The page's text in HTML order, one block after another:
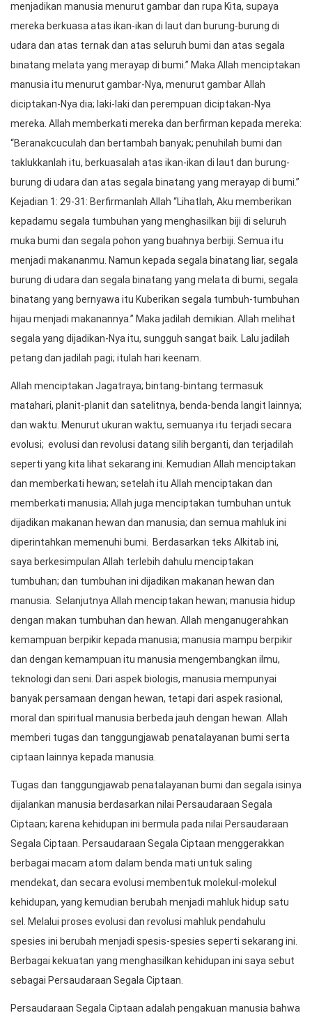
menjadikan manusia menurut gambar dan rupa Kita, supaya
mereka berkuasa atas ikan-ikan di laut dan burung-burung di
udara dan atas ternak dan atas seluruh bumi dan atas segala
binatang melata yang merayap di bumi.” Maka Allah menciptakan
manusia itu menurut gambar-Nya, menurut gambar Allah
diciptakan-Nya dia; laki-laki dan perempuan diciptakan-Nya
mereka. Allah memberkati mereka dan berfirman kepada mereka:
“Beranakcuculah dan bertambah banyak; penuhilah bumi dan
taklukkanlah itu, berkuasalah atas ikan-ikan di laut dan burung-
burung di udara dan atas segala binatang yang merayap di bumi.”
Kejadian 1: 29-31: Berfirmanlah Allah “Lihatlah, Aku memberikan
kepadamu segala tumbuhan yang menghasilkan biji di seluruh
muka bumi dan segala pohon yang buahnya berbiji. Semua itu
menjadi makananmu. Namun kepada segala binatang liar, segala
burung di udara dan segala binatang yang melata di bumi, segala
binatang yang bernyawa itu Kuberikan segala tumbuh-tumbuhan
hijau menjadi makanannya.” Maka jadilah demikian. Allah melihat
segala yang dijadikan-Nya itu, sungguh sangat baik. Lalu jadilah
petang dan jadilah pagi; itulah hari keenam.
Allah menciptakan Jagatraya; bintang-bintang termasuk
matahari, planit-planit dan satelitnya, benda-benda langit lainnya;
dan waktu. Menurut ukuran waktu, semuanya itu terjadi secara
evolusi; evolusi dan revolusi datang silih berganti, dan terjadilah
seperti yang kita lihat sekarang ini. Kemudian Allah menciptakan
dan memberkati hewan; setelah itu Allah menciptakan dan
memberkati manusia; Allah juga menciptakan tumbuhan untuk
dijadikan makanan hewan dan manusia; dan semua mahluk ini
diperintahkan memenuhi bumi. Berdasarkan teks Alkitab ini,
saya berkesimpulan Allah terlebih dahulu menciptakan
tumbuhan; dan tumbuhan ini dijadikan makanan hewan dan
manusia. Selanjutnya Allah menciptakan hewan; manusia hidup
dengan makan tumbuhan dan hewan. Allah menganugerahkan
kemampuan berpikir kepada manusia; manusia mampu berpikir
dan dengan kemampuan itu manusia mengembangkan ilmu,
teknologi dan seni. Dari aspek biologis, manusia mempunyai
banyak persamaan dengan hewan, tetapi dari aspek rasional,
moral dan spiritual manusia berbeda jauh dengan hewan. Allah
memberi tugas dan tanggungjawab penatalayanan bumi serta
ciptaan lainnya kepada manusia.
Tugas dan tanggungjawab penatalayanan bumi dan segala isinya
dijalankan manusia berdasarkan nilai Persaudaraan Segala
Ciptaan; karena kehidupan ini bermula pada nilai Persaudaraan
Segala Ciptaan. Persaudaraan Segala Ciptaan menggerakkan
berbagai macam atom dalam benda mati untuk saling
mendekat, dan secara evolusi membentuk molekul-molekul
kehidupan, yang kemudian berubah menjadi mahluk hidup satu
sel. Melalui proses evolusi dan revolusi mahluk pendahulu
spesies ini berubah menjadi spesis-spesies seperti sekarang ini.
Berbagai kekuatan yang menghasilkan kehidupan ini saya sebut
sebagai Persaudaraan Segala Ciptaan.
Persaudaraan Segala Ciptaan adalah pengakuan manusia bahwa